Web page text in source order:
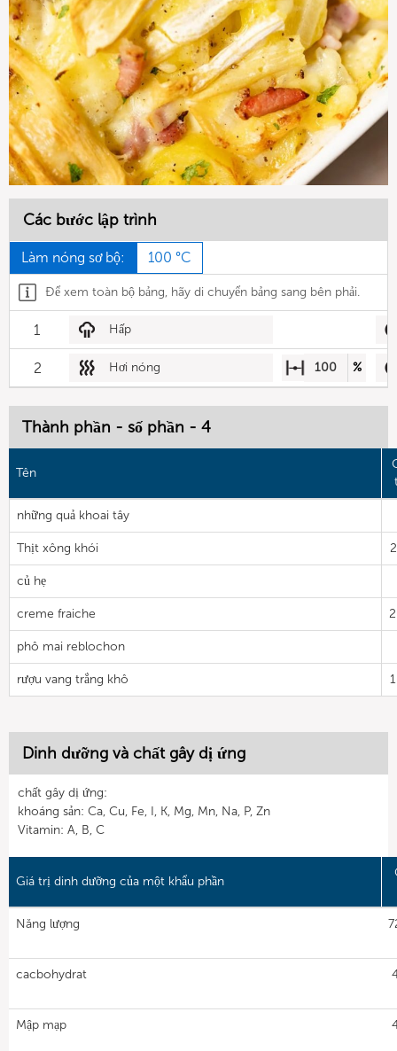
Các bước lập trình
Làm nóng sơ bộ: 100 °C
Để xem toàn bộ bảng, hãy di chuyển bảng sang bên phải.
1 Hấp
2 Hơi nóng 100 %
Thành phần - số phần - 4
Tên
những quả khoai tây
Thịt xông khói
củ hẹ
creme fraiche
phô mai reblochon
rượu vang trắng khô
Dinh dưỡng và chất gây dị ứng
chất gây dị ứng:
khoáng sản: Ca, Cu, Fe, I, K, Mg, Mn, Na, P, Zn
Vitamin: A, B, C
Giá trị dinh dưỡng của một khẩu phần
Năng lượng
cacbohydrat
Mập mạp